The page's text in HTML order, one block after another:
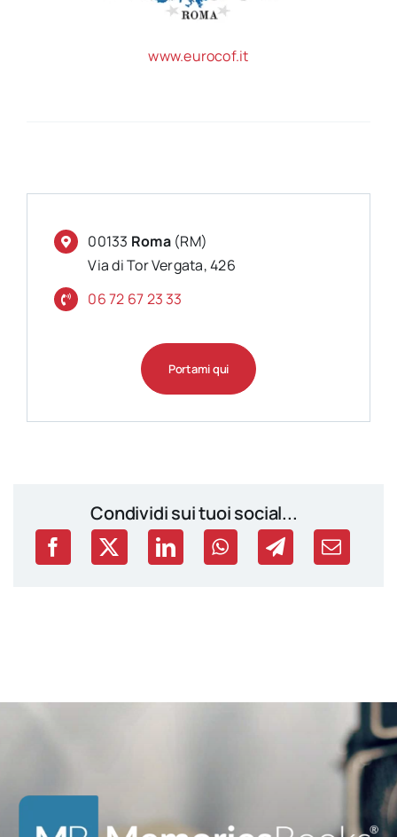
www.eurocof.it
00133 Roma(RM)
Via di Tor Vergata, 426
06 72 67 23 33
Portami qui
Condividi sui tuoi social...